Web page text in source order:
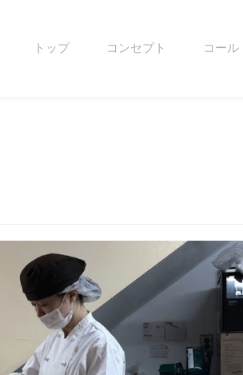
トップ コンセプト コール